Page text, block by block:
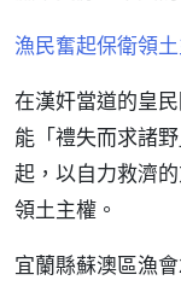
漁民奮起保衛領
在漢奸當道的皇
能「禮失而求諸
起，以自力救濟
領土主權。
宜蘭縣蘇澳區漁